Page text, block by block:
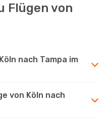
Flügen von
nach Tampa im
von Köln nach